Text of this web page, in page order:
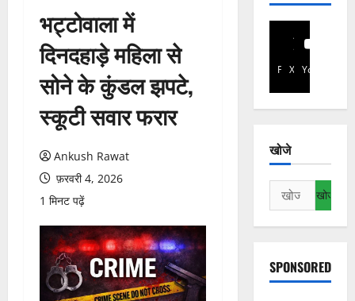
भट्टोवाला में
दिनदहाड़े महिला से
सोने के कुंडल झपटे,
स्कूटी सवार फरार
Ankush Rawat
फ़रवरी 4, 2026
1 मिनट पढ़ें
Facebook
X YouTube
खोजे
निम्न
को
खोजें:
SPONSORED